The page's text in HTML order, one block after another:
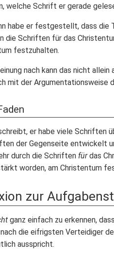
welche Schrift er gerade
habe er festgestellt, dass die
die Schriften für das
festzuhalten.
nach kann das nicht
mit der Argumentationsweise
er habe viele Schriften
der Gegenseite entwickelt
durch die Schriften fürdas
worden, am Christentum
zur
ganz einfach zu erkennen,
die eifrigsten Verteidiger
ausspricht.